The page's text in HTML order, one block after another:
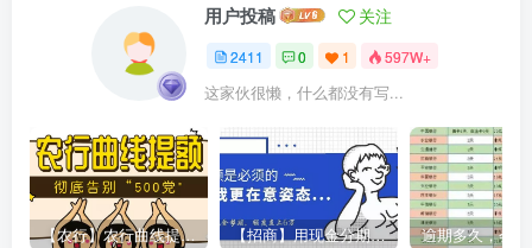
用户投稿 关注
2411 0 1 597W+
这家伙很懒，什么都没有写...
【农行】农行曲线提额，彻底告别“500党” 【招商】用现金分期提额，额度直上6万